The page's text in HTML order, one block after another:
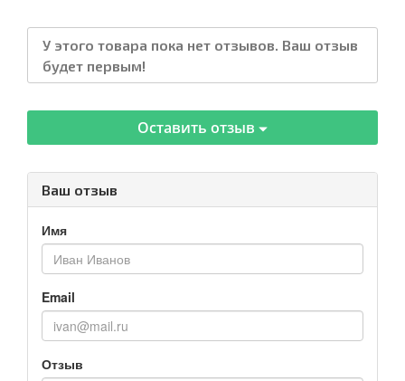
У этого товара пока нет отзывов. Ваш отзыв
будет первым!
Оставить отзыв
Ваш отзыв
Имя
Email
Отзыв